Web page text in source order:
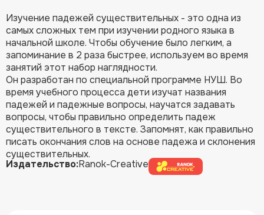
Изучение падежей существительных - это одна из
самых сложных тем при изучении родного языка в
начальной школе. Чтобы обучение было легким, а
запоминание в 2 раза быстрее, используем во время
занятий этот набор наглядности.
Он разработан по специальной программе НУШ. Во
время учебного процесса дети изучат названия
падежей и падежные вопросы, научатся задавать
вопросы, чтобы правильно определить падеж
существительного в тексте. Запомнят, как правильно
писать окончания слов на основе падежа и склонения
существительных.
Издательство:Ranok-Creative